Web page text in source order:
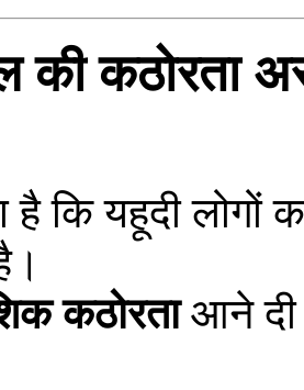
की कठोरता
है कि यहूदी लोगों
कठोरताआने दी